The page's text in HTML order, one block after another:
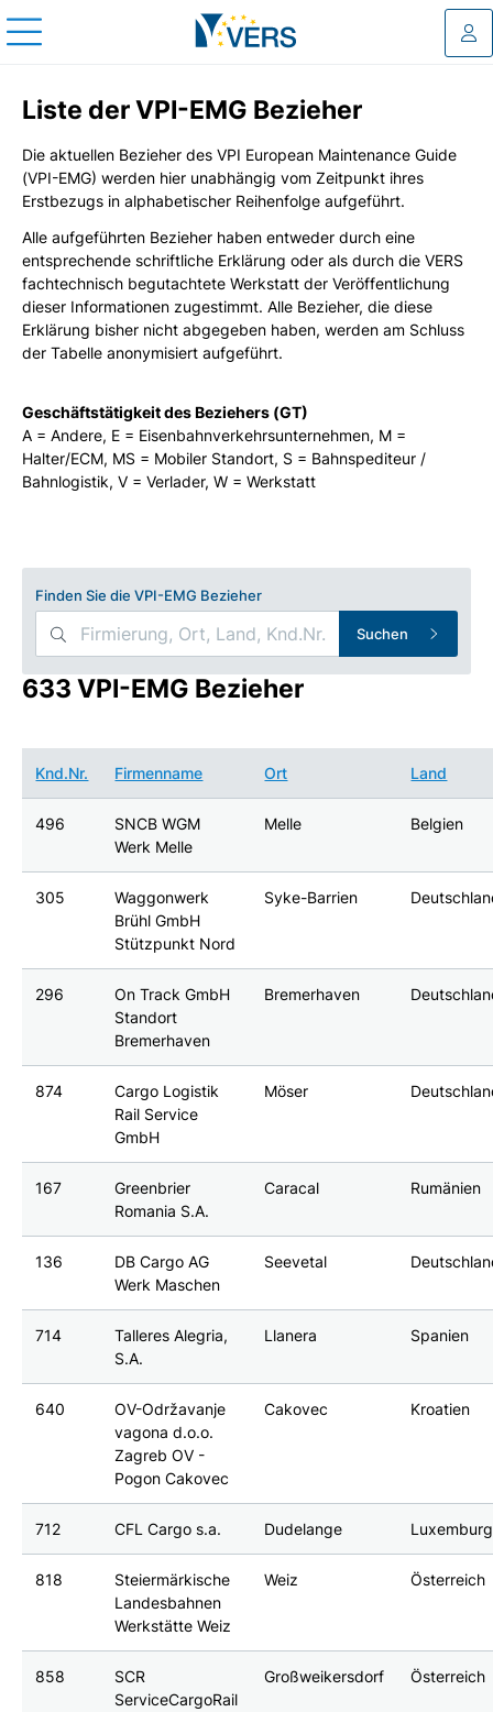
Liste der VPI-EMG Bezieher
Die aktuellen Bezieher des VPI European Maintenance Guide
(VPI-EMG) werden hier unabhängig vom Zeitpunkt ihres
Erstbezugs in alphabetischer Reihenfolge aufgeführt.
Alle aufgeführten Bezieher haben entweder durch eine
entsprechende schriftliche Erklärung oder als durch die VERS
fachtechnisch begutachtete Werkstatt der Veröffentlichung
dieser Informationen zugestimmt. Alle Bezieher, die diese
Erklärung bisher nicht abgegeben haben, werden am Schluss
der Tabelle anonymisiert aufgeführt.
Geschäftstätigkeit des Beziehers (GT)
A = Andere, E = Eisenbahnverkehrsunternehmen, M =
Halter/ECM, MS = Mobiler Standort, S = Bahnspediteur /
Bahnlogistik, V = Verlader, W = Werkstatt
Finden Sie die VPI-EMG Bezieher
Suchen
633 VPI-EMG Bezieher
Knd.Nr. Firmenname Ort Land
496
SNCB WGM
Werk Melle
Melle Belgien
305
Waggonwerk
Brühl GmbH
Stützpunkt Nord
Syke-Barrien
296
On Track GmbH
Standort
Bremerhaven
Bremerhaven
874
Cargo Logistik
Rail Service
GmbH
Möser
167
Greenbrier
Romania S.A.
Caracal Rumänien
136
DB Cargo AG
Werk Maschen
Seevetal
714
Talleres Alegria,
S.A.
Llanera Spanien
640
OV-Održavanje
vagona d.o.o.
Zagreb OV -
Pogon Cakovec
Cakovec Kroatien
712 CFL Cargo s.a. Dudelange Luxemburg
818
Steiermärkische
Landesbahnen
Werkstätte Weiz
Weiz Österreich
858
SCR
ServiceCargoRail
Großweikersdorf Österreich